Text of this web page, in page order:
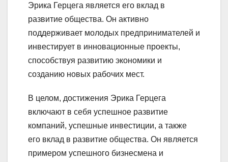
Эрика Герцега является его вклад в
развитие общества. Он активно
поддерживает молодых предпринимателей и
инвестирует в инновационные проекты,
способствуя развитию экономики и
созданию новых рабочих мест.
В целом, достижения Эрика Герцега
включают в себя успешное развитие
компаний, успешные инвестиции, а также
его вклад в развитие общества. Он является
примером успешного бизнесмена и